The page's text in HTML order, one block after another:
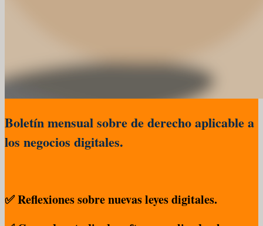
Boletín mensual sobre de derecho aplicable a
los negocios digitales.
✅ Reflexiones sobre nuevas leyes digitales.